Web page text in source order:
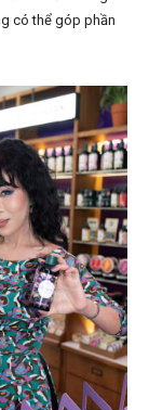
có thể góp phần